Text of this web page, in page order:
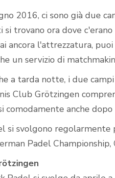
2016, ci sono già due
trovano ora dove
ancora l'attrezzatura,
un servizio di
a tarda notte, i due
Club Grötzingen
comodamente anche
si svolgono regolarmente
Padel